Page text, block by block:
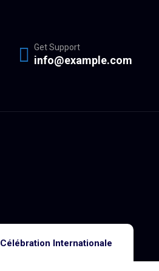
Get Support
info@example.com
Célébration Internationale